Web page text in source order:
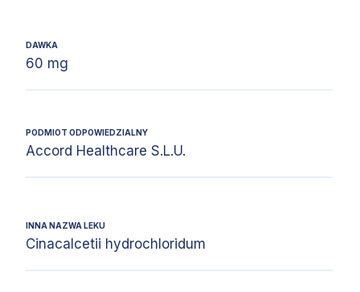
DAWKA
60 mg
PODMIOT ODPOWIEDZIALNY
Accord Healthcare S.L.U.
INNA NAZWA LEKU
Cinacalcetii hydrochloridum